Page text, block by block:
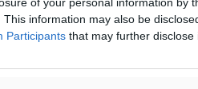
This information may also be
Participants that may further disclose
αίσθημα της ματαίωσης